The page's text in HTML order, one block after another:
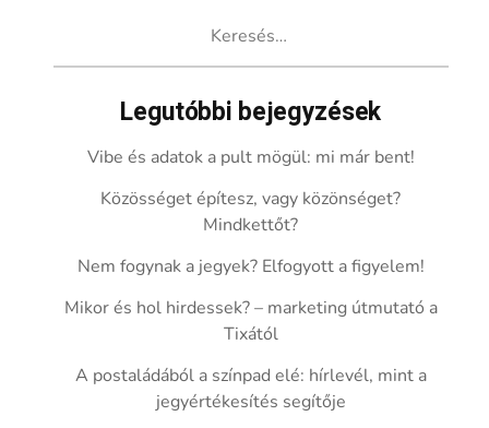
Legutóbbi bejegyzések
Vibe és adatok a pult mögül: mi már bent!
Közösséget építesz, vagy közönséget?
Mindkettőt?
Nem fogynak a jegyek? Elfogyott a figyelem!
Mikor és hol hirdessek? – marketing útmutató a
Tixától
A postaládából a színpad elé: hírlevél, mint a
jegyértékesítés segítője